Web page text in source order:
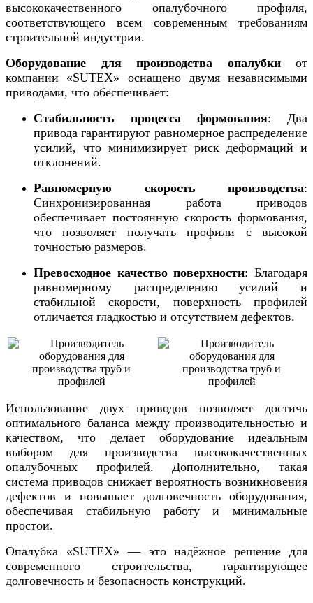
высококачественного опалубочного профиля,
соответствующего всем современным требованиям
строительной индустрии.
Оборудование для производства опалубкиот
компании «SUTEX» оснащено двумя независимыми
приводами, что обеспечивает:
Стабильность процесса формования: Два
привода гарантируют равномерное распределение
усилий, что минимизирует риск деформаций и
отклонений.
Равномерную скорость производства:
Синхронизированная работа приводов
обеспечивает постоянную скорость формования,
что позволяет получать профили с высокой
точностью размеров.
Превосходное качество поверхности: Благодаря
равномерному распределению усилий и
стабильной скорости, поверхность профилей
отличается гладкостью и отсутствием дефектов.
Использование двух приводов позволяет достичь
оптимального баланса между производительностью и
качеством, что делает оборудование идеальным
выбором для производства высококачественных
опалубочных профилей. Дополнительно, такая
система приводов снижает вероятность возникновения
дефектов и повышает долговечность оборудования,
обеспечивая стабильную работу и минимальные
простои.
Опалубка «SUTEX» — это надёжное решение для
современного строительства, гарантирующее
долговечность и безопасность конструкций.